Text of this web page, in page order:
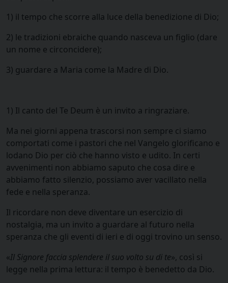
1) il tempo che scorre alla luce della benedizione di Dio;
2) le tradizioni ebraiche quando nasceva un figlio (dare
un nome e circoncidere);
3) guardare a Maria come la Madre di Dio.
1) Il canto del Te Deum è un invito a ringraziare.
Ma nei giorni appena trascorsi non sempre ci siamo
comportati come i pastori che nel Vangelo glorificano e
lodano Dio per ciò che hanno visto e udito. In certi
avvenimenti non abbiamo saputo che cosa dire e
abbiamo fatto silenzio, possiamo aver vacillato nella
fede e nella speranza.
Il ricordare non deve diventare un esercizio di
nostalgia, ma un invito a guardare al futuro nella
speranza che gli eventi di ieri e di oggi trovino un senso.
«Il Signore faccia splendere il suo volto su di te», così si
legge nella prima lettura: il tempo è benedetto da Dio.